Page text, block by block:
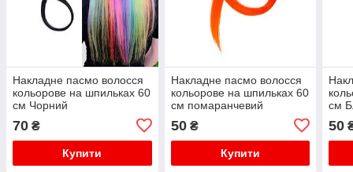
Накладне пасмо волосся
кольорове на шпильках 60
см Чорний
70 ₴
Купити
Накладне пасмо волосся
кольорове на шпильках 60
см помаранчевий
50₴
Купити
см
50